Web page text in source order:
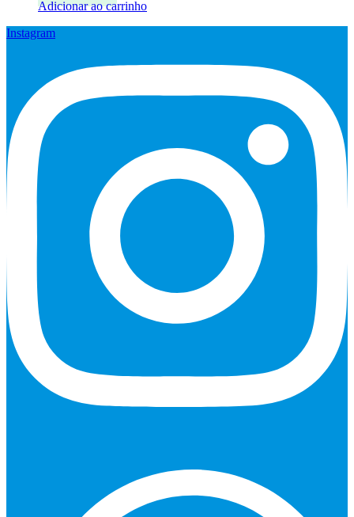
Adicionar ao carrinho
Instagram